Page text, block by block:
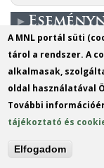
More events
MO
TU
3
A MNL portál süti
tárol a rendszer. A
alkalmasak,
oldal használatával
További
tájékoztató és
Elfogadom